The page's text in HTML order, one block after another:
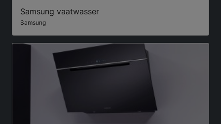
Samsung vaatwasser
Samsung